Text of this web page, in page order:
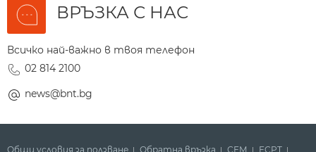
ВРЪЗКА С НАС
Всичко най-важно в твоя телефон
02 814 2100
news@bnt.bg
Общи условия за ползване Обратна връзка СЕМ ECPT